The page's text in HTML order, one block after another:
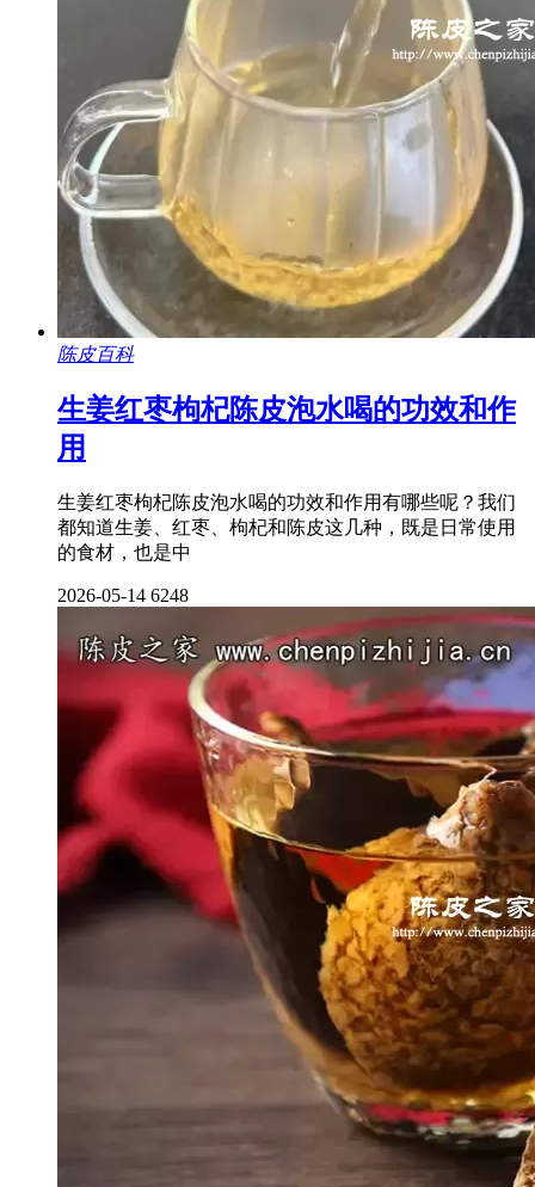
陈皮百科
生姜红枣枸杞陈皮泡水喝的功效和作
用
生姜红枣枸杞陈皮泡水喝的功效和作用有哪些呢？我们
都知道生姜、红枣、枸杞和陈皮这几种，既是日常使用
的食材，也是中
2026-05-14 6248